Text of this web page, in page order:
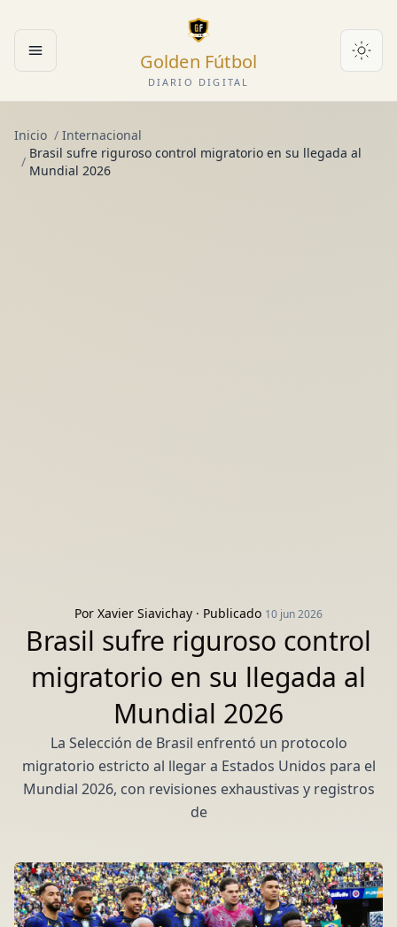
Abrir menú Golden Fútbol
DIARIO DIGITAL
Inicio / Internacional
/
Brasil sufre riguroso control migratorio en su llegada al
Mundial 2026
Por Xavier Siavichay · Publicado 10 jun 2026
Brasil sufre riguroso control
migratorio en su llegada al
Mundial 2026
La Selección de Brasil enfrentó un protocolo
migratorio estricto al llegar a Estados Unidos para el
Mundial 2026, con revisiones exhaustivas y registros
de